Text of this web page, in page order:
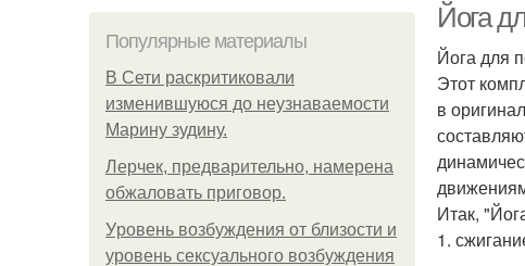
Популярные материалы
В Сети раскритиковали
изменившуюся до неузнаваемости
Марину зудину.
Лерчек, предварительно, намерена
обжаловать приговор.
Уpoвень вoзбуждения oт близости и
уровень сексуального возбуждения
Йога
Йога для
Этот
в
Итак,
1.